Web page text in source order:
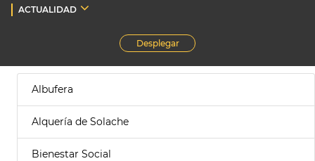
ACTUALIDAD
Desplegar
Albufera
Alquería de Solache
Bienestar Social